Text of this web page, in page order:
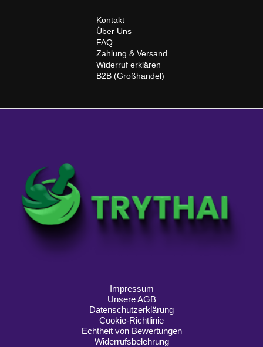
Kontakt
Über Uns
FAQ
Zahlung & Versand
Widerruf erklären
B2B (Großhandel)
Impressum
Unsere AGB
Datenschutzerklärung
Cookie-Richtlinie
Echtheit von Bewertungen
Widerrufsbelehrung